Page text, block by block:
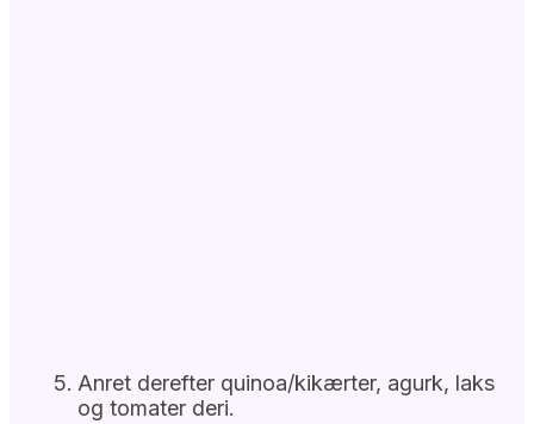
Anret derefter quinoa/kikærter, agurk, laks
og tomater deri.